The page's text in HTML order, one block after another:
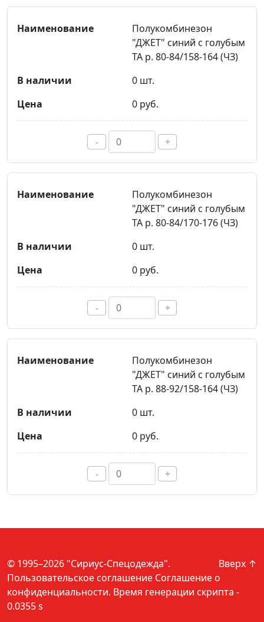
Полукомбинезон
"ДЖЕТ" синий с голубым
ТА р. 80-84/158-164 (ЧЗ)
0 шт.
0 руб.
- +
Полукомбинезон
"ДЖЕТ" синий с голубым
ТА р. 80-84/170-176 (ЧЗ)
0 шт.
0 руб.
- +
Полукомбинезон
"ДЖЕТ" синий с голубым
ТА р. 88-92/158-164 (ЧЗ)
0 шт.
0 руб.
- +
Вверх ↑
© 1995–2026 "Сириус-Спецодежда".
Пользовательское соглашение Соглашение о
конфиденциальности. Время генерации скрипта -
0.0355 s